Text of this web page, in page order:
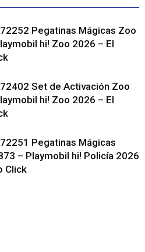
Pegatinas Mágicas Zoo
hi! Zoo 2026 – El
Set de Activación Zoo
hi! Zoo 2026 – El
Pegatinas Mágicas
– Playmobil hi! Policía 2026
Click